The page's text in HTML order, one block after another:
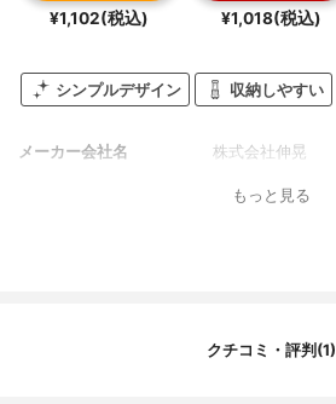
¥1,102(税込) ¥1,018(税込)
シンプルデザイン 収納しやすい
メーカー会社名 株式会社伸晃
もっと見る
クチコミ・評判(1)